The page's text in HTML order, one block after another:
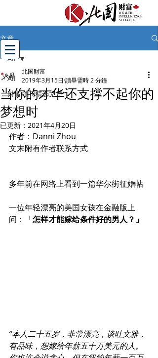
文章
All
财富顾问精选文章
All
当你的才华还支撑不起你的
梦想时
北国财富
2019年3月15日 讀畢需時 2 分鐘
已更新： 2021年4月20日
作者：Danni Zhou
文末附有作者联系方式
多年前在网络上看到一篇华尔街征婚帖
一位年轻漂亮的美国女孩在金融版上
问：「怎样才能嫁给条件好的男人？」
“本人二十五岁，非常漂亮，谈吐文雅，
有品味，想嫁给年薪五十万美元的人。